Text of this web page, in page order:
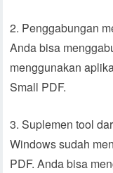
2. Penggabungan
Anda bisa
menggunakan
Small PDF.
3. Suplemen tool
Windows sudah
PDF. Anda bisa